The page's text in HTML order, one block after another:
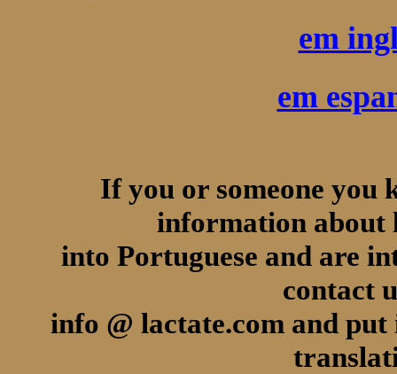
em
em
If you or someone you
information about
into Portuguese and are
contact
info @ lactate.com and